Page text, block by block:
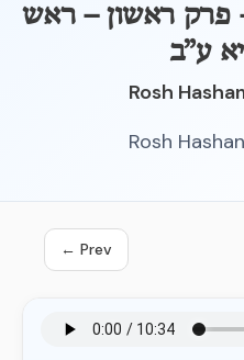
פרק ראשון – ראש
ע”ב
Rosh
Rosh
← Prev